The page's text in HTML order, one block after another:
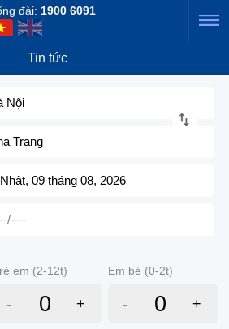
đài: 1900 6091
Tin tức
Nội
Trang
09 tháng 08, 2026
em (2-12t) Em bé (0-2t)
- + - +